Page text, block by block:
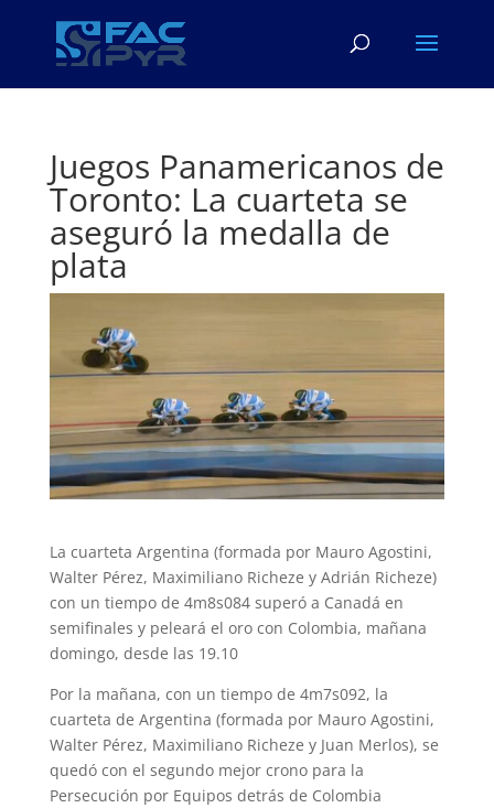
Juegos Panamericanos de
Toronto: La cuarteta se
aseguró la medalla de
plata
La cuarteta Argentina (formada por Mauro Agostini,
Walter Pérez, Maximiliano Richeze y Adrián Richeze)
con un tiempo de 4m8s084 superó a Canadá en
semifinales y peleará el oro con Colombia, mañana
domingo, desde las 19.10
Por la mañana, con un tiempo de 4m7s092, la
cuarteta de Argentina (formada por Mauro Agostini,
Walter Pérez, Maximiliano Richeze y Juan Merlos), se
quedó con el segundo mejor crono para la
Persecución por Equipos detrás de Colombia